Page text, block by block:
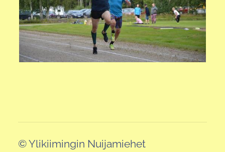
©Ylikiimingin Nuijamiehet